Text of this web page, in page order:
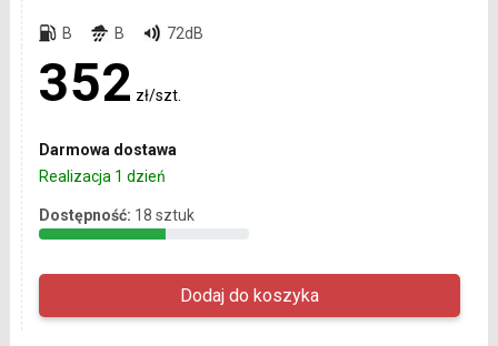
B B 72dB
352 zł/szt.
Darmowa dostawa
Realizacja 1 dzień
Dostępność: 18 sztuk